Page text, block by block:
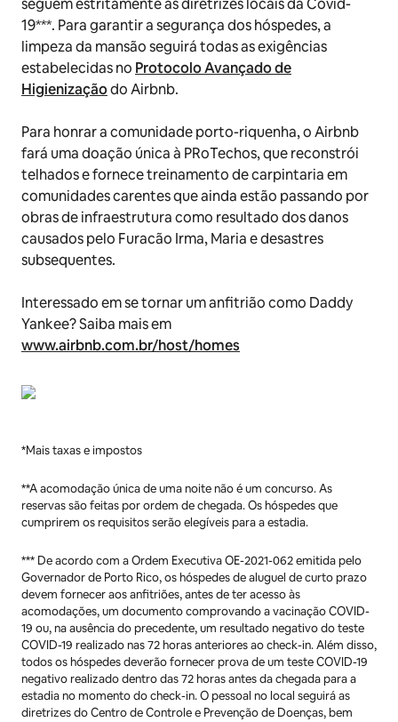
seguem estritamente as diretrizes locais da Covid-
19***. Para garantir a segurança dos hóspedes, a
limpeza da mansão seguirá todas as exigências
estabelecidas no Protocolo Avançado de
Higienizaçãodo Airbnb.
Para honrar a comunidade porto-riquenha, o Airbnb
fará uma doação única à PRoTechos, que reconstrói
telhados e fornece treinamento de carpintaria em
comunidades carentes que ainda estão passando por
obras de infraestrutura como resultado dos danos
causados pelo Furacão Irma, Maria e desastres
subsequentes.
Interessado em se tornar um anfitrião como Daddy
Yankee? Saiba mais em
www.airbnb.com.br/host/homes
*Mais taxas e impostos
**A acomodação única de uma noite não é um concurso. As
reservas são feitas por ordem de chegada. Os hóspedes que
cumprirem os requisitos serão elegíveis para a estadia.
*** De acordo com a Ordem Executiva OE-2021-062 emitida pelo
Governador de Porto Rico, os hóspedes de aluguel de curto prazo
devem fornecer aos anfitriões, antes de ter acesso às
acomodações, um documento comprovando a vacinação COVID-
19 ou, na ausência do precedente, um resultado negativo do teste
COVID-19 realizado nas 72 horas anteriores ao check-in. Além disso,
todos os hóspedes deverão fornecer prova de um teste COVID-19
negativo realizado dentro das 72 horas antes da chegada para a
estadia no momento do check-in. O pessoal no local seguirá as
diretrizes do Centro de Controle e Prevenção de Doenças, bem